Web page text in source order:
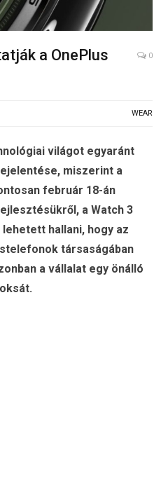
a OnePlus
0
WEAR
világot egyaránt
miszerint a
február 18-án
a Watch 3
hallani, hogy az
társaságában
a vállalat egy önálló